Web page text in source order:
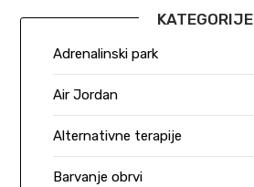
KATEGORIJE
Adrenalinski park
Air Jordan
Alternativne terapije
Barvanje obrvi